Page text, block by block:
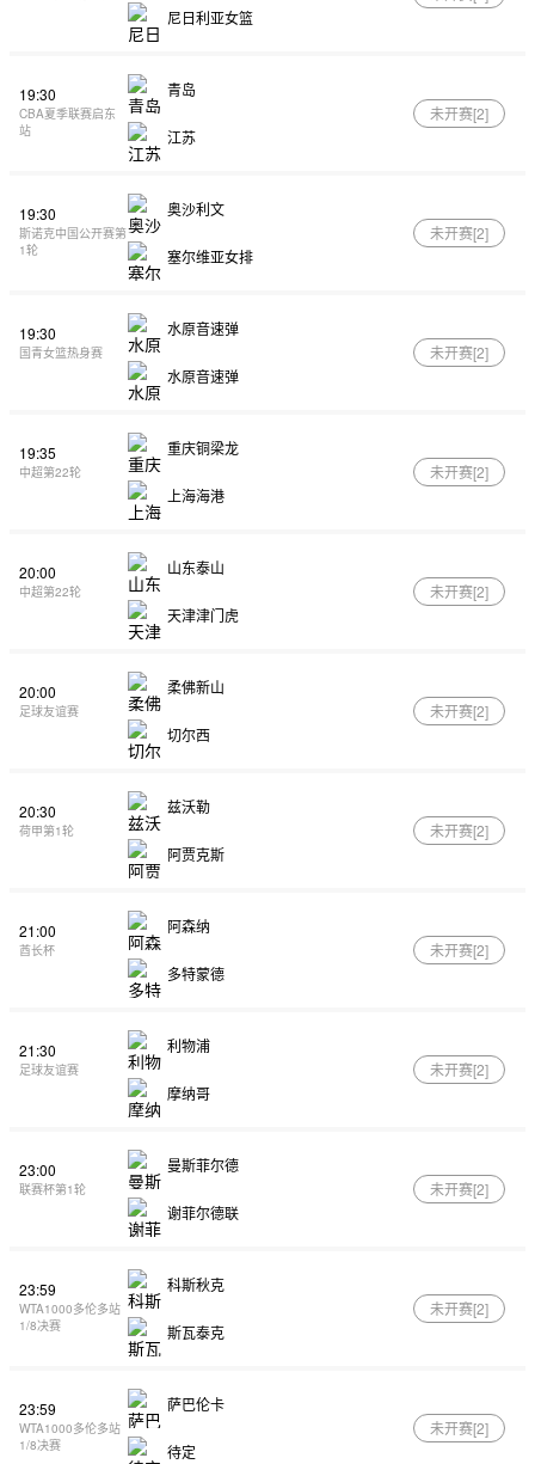
尼日利亚女篮
19:30
CBA夏季联赛启东
站
青岛
江苏
未开赛[2]
19:30
斯诺克中国公开赛第
1轮
奥沙利文
塞尔维亚女排
未开赛[2]
19:30
国青女篮热身赛
水原音速弹
水原音速弹
未开赛[2]
19:35
中超第22轮
重庆铜梁龙
上海海港
未开赛[2]
20:00
中超第22轮
山东泰山
天津津门虎
未开赛[2]
20:00
足球友谊赛
柔佛新山
切尔西
未开赛[2]
20:30
荷甲第1轮
兹沃勒
阿贾克斯
未开赛[2]
21:00
酋长杯
阿森纳
多特蒙德
未开赛[2]
21:30
足球友谊赛
利物浦
摩纳哥
未开赛[2]
23:00
联赛杯第1轮
曼斯菲尔德
谢菲尔德联
未开赛[2]
23:59
WTA1000多伦多站
1/8决赛
科斯秋克
斯瓦泰克
未开赛[2]
23:59
WTA1000多伦多站
1/8决赛
萨巴伦卡
待定
未开赛[2]